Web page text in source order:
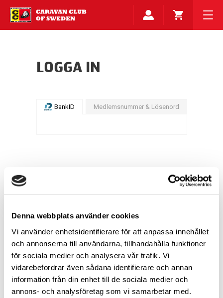
Denna webbplats använder cookies
Vi använder enhetsidentifierare för att anpassa innehållet
och annonserna till användarna, tillhandahålla funktioner
för sociala medier och analysera vår trafik. Vi
vidarebefordrar även sådana identifierare och annan
information från din enhet till de sociala medier och
annons- och analysföretag som vi samarbetar med.
LOGGA IN
BankID Medlemsnummer & Lösenord